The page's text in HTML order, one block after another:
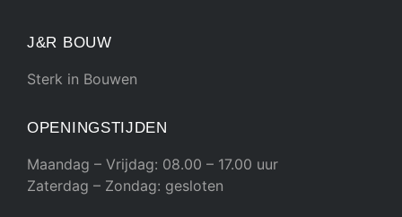
J&R BOUW
Sterk in Bouwen
OPENINGSTIJDEN
Maandag – Vrijdag: 08.00 – 17.00 uur
Zaterdag – Zondag: gesloten